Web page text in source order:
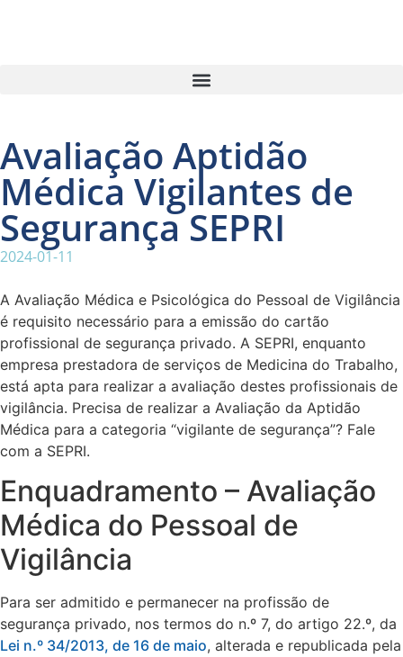
Avaliação Aptidão
Médica Vigilantes de
Segurança SEPRI
2024-01-11
A Avaliação Médica e Psicológica do Pessoal de Vigilância
é requisito necessário para a emissão do cartão
profissional de segurança privado. A SEPRI, enquanto
empresa prestadora de serviços de Medicina do Trabalho,
está apta para realizar a avaliação destes profissionais de
vigilância. Precisa de realizar a Avaliação da Aptidão
Médica para a categoria “vigilante de segurança”? Fale
com a SEPRI.
Enquadramento – Avaliação
Médica do Pessoal de
Vigilância
Para ser admitido e permanecer na profissão de
segurança privado, nos termos do n.º 7, do artigo 22.º, da
Lei n.º 34/2013, de 16 de maio, alterada e republicada pela